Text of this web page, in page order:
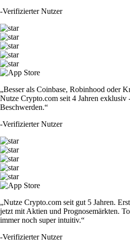
-Verifizierter Nutzer
„Besser als Coinbase, Robinhood oder
Nutze Crypto.com seit 4 Jahren exklusiv
Beschwerden.“
-Verifizierter Nutzer
„Nutze Crypto.com seit gut 5 Jahren.
jetzt mit Aktien und Prognosemärkten.
immer noch super intuitiv.“
-Verifizierter Nutzer